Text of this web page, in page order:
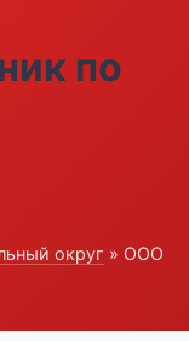
по
округ » ООО